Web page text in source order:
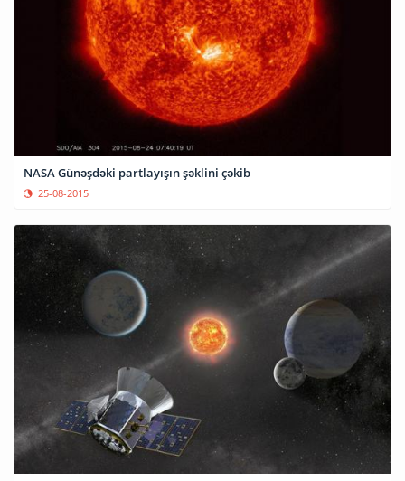
NASA Günəşdəki partlayışın şəklini çəkib
25-08-2015